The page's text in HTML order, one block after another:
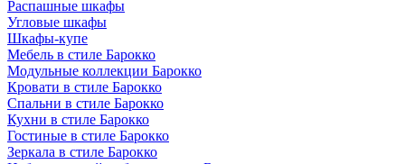
Распашные шкафы
Угловые шкафы
Шкафы-купе
Мебель в стиле Барокко
Модульные коллекции Барокко
Кровати в стиле Барокко
Спальни в стиле Барокко
Кухни в стиле Барокко
Гостиные в стиле Барокко
Зеркала в стиле Барокко